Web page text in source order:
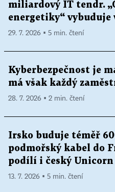
miliardový IT tendr.
energetiky“
29. 7. 2026 ▪ 5 min. čtení
Kyberbezpečnost je
má však každý
28. 7. 2026 ▪ 2 min. čtení
Irsko buduje téměř
podmořský kabel do
podílí i český Unicorn
13. 7. 2026 ▪ 5 min. čtení